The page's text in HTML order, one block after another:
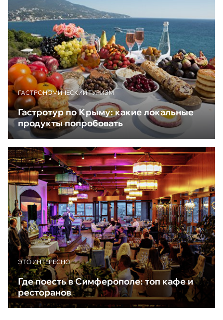
ГАСТРОНОМИЧЕСКИЙ ТУРИЗМ
Гастротур по Крыму: какие локальные
продукты попробовать
ЭТО ИНТЕРЕСНО
Где поесть в Симферополе: топ кафе и
ресторанов